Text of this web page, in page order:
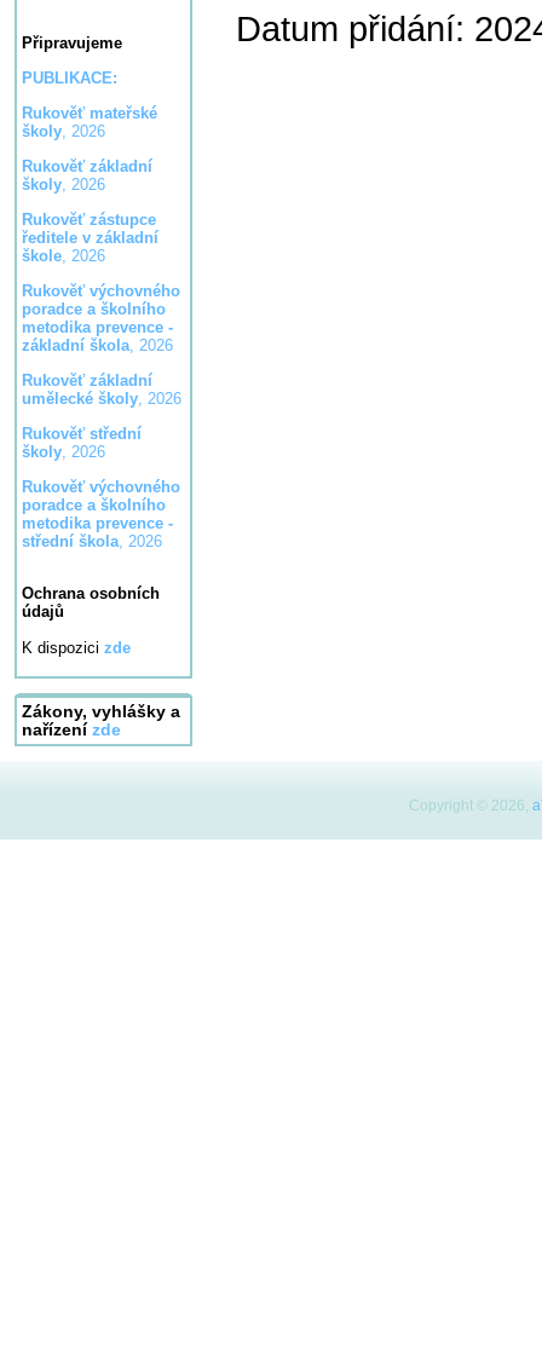
Připravujeme
PUBLIKACE:
Rukověť mateřské
školy, 2026
Rukověť základní
školy, 2026
Rukověť zástupce
ředitele v základní
škole, 2026
Rukověť výchovného
poradce a školního
metodika prevence -
základní škola, 2026
Rukověť základní
umělecké školy, 2026
Rukověť střední
školy, 2026
Rukověť výchovného
poradce a školního
metodika prevence -
střední škola, 2026
Ochrana osobních
údajů
K dispozici zde
Zákony, vyhlášky a
nařízení zde
Datum přidání:
Copyright © 2026,